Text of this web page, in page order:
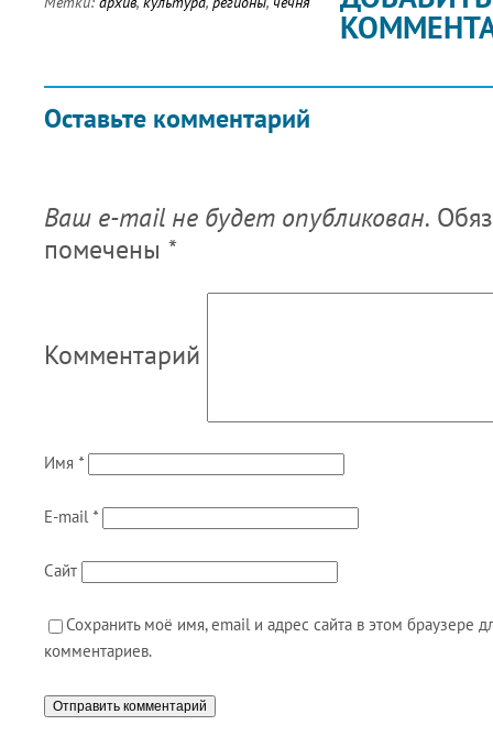
Оставьте комментарий
Ваш e-mail не будет опубликован.
помечены *
Комментарий
Имя *
E-mail *
Сайт
Сохранить моё имя, email и адрес сайта в этом браузере
комментариев.